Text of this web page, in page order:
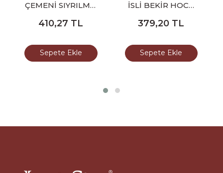
ÇEMENİ SIYRILMIŞ
HOCA 100 GR
410,27 TL
Sepete Ekle
İSLİ BEKİR HOCA
379,20 TL
Sepete Ekle